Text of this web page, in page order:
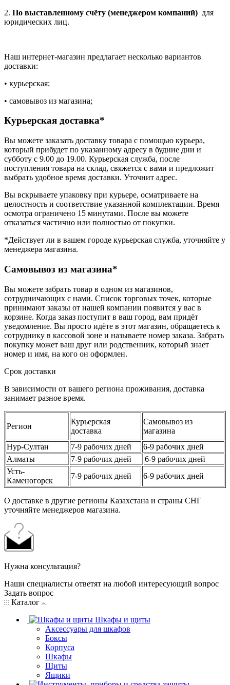
2. По выставленному счёту (менеджером компаний) для
юридических лиц.
Наш интернет-магазин предлагает несколько вариантов
доставки:
• курьерская;
• самовывоз из магазина;
Курьерская доставка*
Вы можете заказать доставку товара с помощью курьера,
который прибудет по указанному адресу в будние дни и
субботу с 9.00 до 19.00. Курьерская служба, после
поступления товара на склад, свяжется с вами и предложит
выбрать удобное время доставки. Уточнит адрес.
Вы вскрываете упаковку при курьере, осматриваете на
целостность и соответствие указанной комплектации. Время
осмотра ограничено 15 минутами. После вы можете
отказаться частично или полностью от покупки.
*Действует ли в вашем городе курьерская служба, уточняйте у
менеджера магазина.
Самовывоз из магазина*
Вы можете забрать товар в одном из магазинов,
сотрудничающих с нами. Список торговых точек, которые
принимают заказы от нашей компании появится у вас в
корзине. Когда заказ поступит в ваш город, вам придёт
уведомление. Вы просто идёте в этот магазин, обращаетесь к
сотруднику в кассовой зоне и называете номер заказа. Забрать
покупку может ваш друг или родственник, который знает
номер и имя, на кого он оформлен.
Срок доставки
В зависимости от вашего региона проживания, доставка
занимает разное время.
Регион
Курьерская
доставка
Самовывоз из
магазина
Нур-Султан
7-9 рабочих дней
6-9 рабочих дней
Алматы
7-9 рабочих дней
6-9 рабочих дней
Усть-
Каменогорск
7-9 рабочих дней 6-9 рабочих дней
О доставке в другие регионы Казахстана и страны СНГ
уточняйте менеджеров магазина.
Нужна консультация?
Наши специалисты ответят на любой интересующий вопрос
Задать вопрос
Каталог
Шкафы и щиты
Аксессуары для шкафов
Боксы
Корпуса
Шкафы
Щиты
Ящики